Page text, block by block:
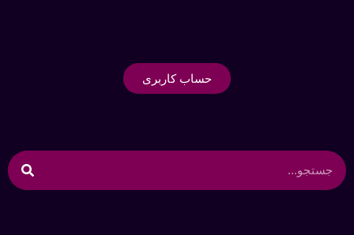
حساب کاربری